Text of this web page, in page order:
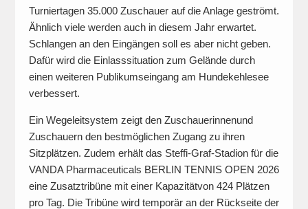
Turniertagen 35.000 Zuschauer auf die Anlage geströmt.
Ähnlich viele werden auch in diesem Jahr erwartet.
Schlangen an den Eingängen soll es aber nicht geben.
Dafür wird die Einlasssituation zum Gelände durch
einen weiteren Publikumseingang am Hundekehlesee
verbessert.
Ein Wegeleitsystem zeigt den Zuschauerinnenund
Zuschauern den bestmöglichen Zugang zu ihren
Sitzplätzen. Zudem erhält das Steffi-Graf-Stadion für die
VANDA Pharmaceuticals BERLIN TENNIS OPEN 2026
eine Zusatztribüne mit einer Kapazitätvon 424 Plätzen
pro Tag. Die Tribüne wird temporär an der Rückseite der